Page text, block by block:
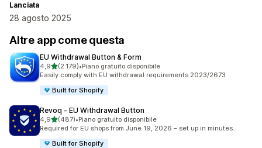
Lanciata
28 agosto 2025
Altre app come questa
EU Withdrawal Button & Form
4,9stelle su 5
(2.179)
2179 recensioni totali
•Piano gratuito disponibile
Easily comply with EU withdrawal requirements 2023/2673
Built for Shopify
Revoq ‑ EU Withdrawal Button
4,9stelle su 5
(487)
487 recensioni totali
•Piano gratuito disponibile
Required for EU shops from June 19, 2026 – set up in minutes.
Built for Shopify